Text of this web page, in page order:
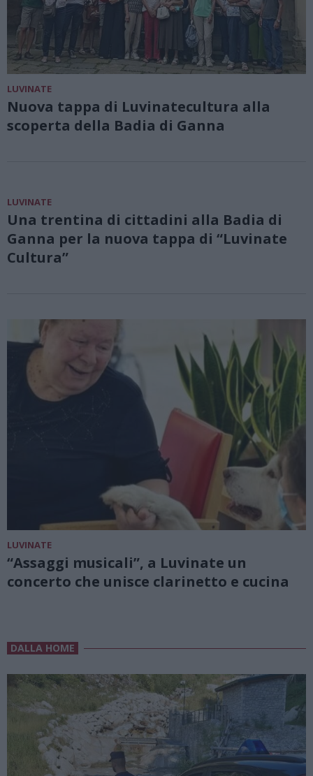
LUVINATE
Nuova tappa di Luvinatecultura alla
scoperta della Badia di Ganna
LUVINATE
Una trentina di cittadini alla Badia di
Ganna per la nuova tappa di “Luvinate
Cultura”
LUVINATE
“Assaggi musicali”, a Luvinate un
concerto che unisce clarinetto e cucina
DALLA HOME